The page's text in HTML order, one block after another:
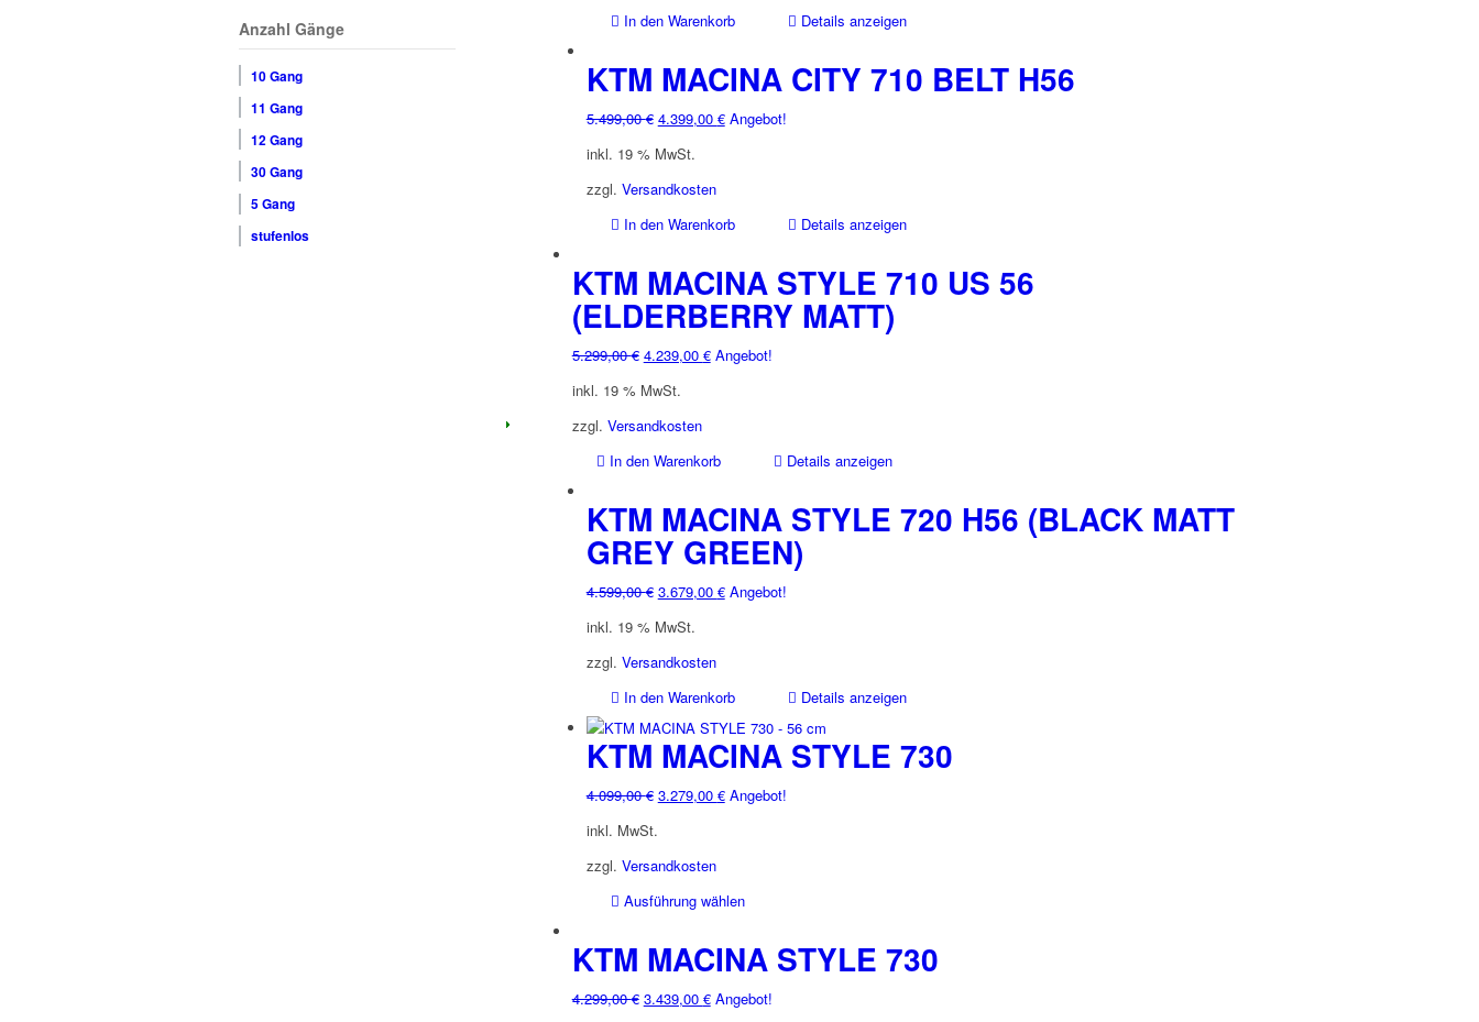
Produktseite
gewählt
werden
In den Warenkorb
Details anzeigen
KTM MACINA CITY 710 BELT H56
5.499,00€ Ursprünglicher
war:
5.499,00 €
4.399,00 €Aktueller
Angebot!
inkl. 19 % MwSt.
zzgl. Versandkosten
In den Warenkorb
Details anzeigen
KTM MACINA STYLE 710 US 56
(ELDERBERRY MATT)
5.299,00€ Ursprünglicher
war:
5.299,00 €
4.239,00 €Aktueller
Angebot!
inkl. 19 % MwSt.
zzgl. Versandkosten
In den Warenkorb
Details anzeigen
KTM MACINA STYLE 720 H56 (BLACK MATT
GREY GREEN)
4.599,00€ Ursprünglicher
war:
4.599,00 €
3.679,00 €Aktueller
Angebot!
inkl. 19 % MwSt.
zzgl. Versandkosten
In den Warenkorb
Details anzeigen
KTM MACINA STYLE 730
4.099,00€ Ursprünglicher
war:
4.099,00 €
3.279,00 €Aktueller
Angebot!
inkl. MwSt.
zzgl. Versandkosten
Ausführung wählen
weist
mehrere
Varianten
KTM MACINA STYLE 730
4.299,00€ Ursprünglicher
3.439,00 €Aktueller
Angebot!
Anzahl Gänge
10 Gang
11 Gang
12 Gang
30 Gang
5 Gang
stufenlos